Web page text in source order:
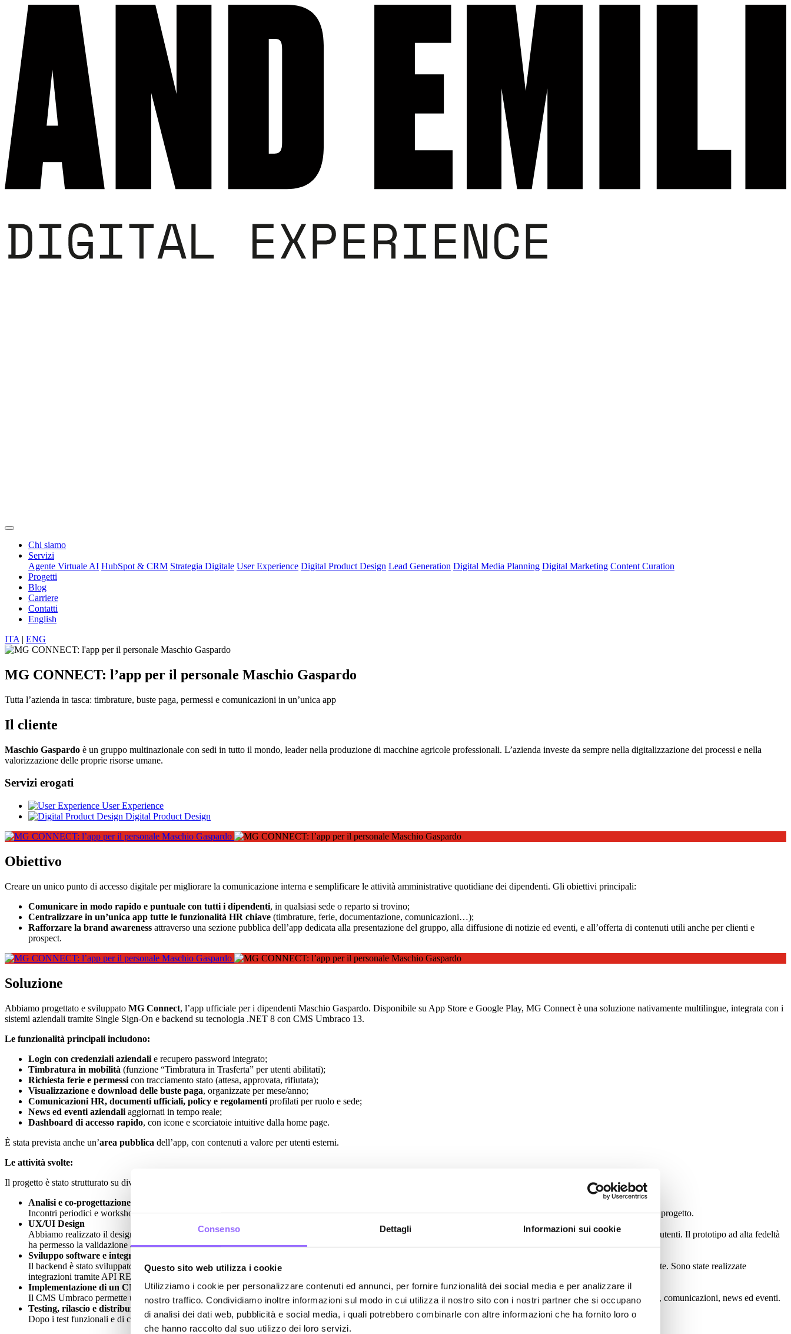
Consenso Dettagli Informazioni sui cookie
Questo sito web utilizza i cookie
Utilizziamo i cookie per personalizzare contenuti ed annunci, per fornire funzionalità dei social media e per analizzare il
nostro traffico. Condividiamo inoltre informazioni sul modo in cui utilizza il nostro sito con i nostri partner che si occupano
di analisi dei dati web, pubblicità e social media, i quali potrebbero combinarle con altre informazioni che ha fornito loro o
che hanno raccolto dal suo utilizzo dei loro servizi.
Chi siamo
Servizi
Agente Virtuale AI HubSpot & CRM Strategia Digitale User Experience Digital Product Design Lead Generation Digital Media Planning Digital Marketing Content Curation
Progetti
Blog
Carriere
Contatti
English
ITA | ENG
MG CONNECT: l’app per il personale Maschio Gaspardo
Tutta l’azienda in tasca: timbrature, buste paga, permessi e comunicazioni in un’unica app
Il cliente
Maschio Gaspardo è un gruppo multinazionale con sedi in tutto il mondo, leader nella produzione di macchine agricole professionali. L’azienda investe da sempre nella digitalizzazione dei processi e nella
valorizzazione delle proprie risorse umane.
Servizi erogati
User Experience
Digital Product Design
Obiettivo
Creare un unico punto di accesso digitale per migliorare la comunicazione interna e semplificare le attività amministrative quotidiane dei dipendenti. Gli obiettivi principali:
Comunicare in modo rapido e puntuale con tutti i dipendenti, in qualsiasi sede o reparto si trovino;
Centralizzare in un’unica app tutte le funzionalità HR chiave (timbrature, ferie, documentazione, comunicazioni…);
Rafforzare la brand awareness attraverso una sezione pubblica dell’app dedicata alla presentazione del gruppo, alla diffusione di notizie ed eventi, e all’offerta di contenuti utili anche per clienti e
prospect.
Soluzione
Abbiamo progettato e sviluppato MG Connect, l’app ufficiale per i dipendenti Maschio Gaspardo. Disponibile su App Store e Google Play, MG Connect è una soluzione nativamente multilingue, integrata con i
sistemi aziendali tramite Single Sign-On e backend su tecnologia .NET 8 con CMS Umbraco 13.
Le funzionalità principali includono:
Login con credenziali aziendali e recupero password integrato;
Timbratura in mobilità (funzione “Timbratura in Trasferta” per utenti abilitati);
Richiesta ferie e permessi con tracciamento stato (attesa, approvata, rifiutata);
Visualizzazione e download delle buste paga, organizzate per mese/anno;
Comunicazioni HR, documenti ufficiali, policy e regolamenti profilati per ruolo e sede;
News ed eventi aziendali aggiornati in tempo reale;
Dashboard di accesso rapido, con icone e scorciatoie intuitive dalla home page.
È stata prevista anche un’area pubblica dell’app, con contenuti a valore per utenti esterni.
Le attività svolte:
Il progetto è stato strutturato su diverse fasi operative, tutte guidate da un approccio collaborativo e orientato al risultato. Ecco le principali attività svolte:
Analisi e co-progettazione funzionale
Incontri periodici e workshop con il team Maschio Gaspardo per raccogliere esigenze esplicite e latenti, definire insieme le priorità e identificare i parametri di successo del progetto.
UX/UI Design
Abbiamo realizzato il design dell’interfaccia seguendo le linee guida del brand, con l’obiettivo di massimizzare l’usabilità e facilitare il raggiungimento degli obiettivi degli utenti. Il prototipo ad alta fedeltà
ha permesso la validazione anticipata del flusso di navigazione e delle principali interazioni.
Sviluppo software e integrazioni
Il backend è stato sviluppato con tecnologia Microsoft ASP.NET 8, integrato con il CMS Umbraco 13. L’infrastruttura garantisce portabilità, modularità e prestazioni elevate. Sono state realizzate
integrazioni tramite API REST e altri flussi di scambio dati per collegare i sistemi aziendali esistenti.
Implementazione di un CMS evoluto
Il CMS Umbraco permette una gestione autonoma, multi-lingua e multi-country dei contenuti aziendali. Il team HR è stato formato per aggiornare in autonomia documenti, comunicazioni, news ed eventi.
Testing, rilascio e distribuzione multi-store
Dopo i test funzionali e di compatibilità, l’app è stata pubblicata su App Store e Google Play, rispettando le linee guida di ciascuna piattaforma.